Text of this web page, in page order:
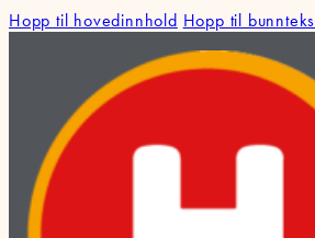
Hopp til hovedinnhold Hopp til